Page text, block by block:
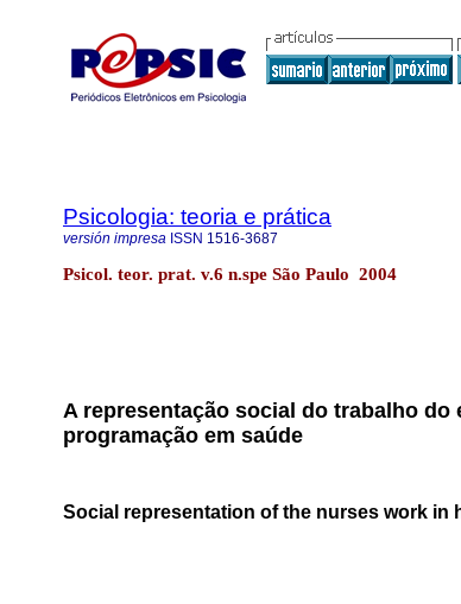
Psicologia: teoria e prática
versión impresa ISSN 1516-3687
Psicol. teor. prat. v.6 n.spe São Paulo 2004
A representação social do trabalho do
programação em saúde
Social representation of the nurses work in